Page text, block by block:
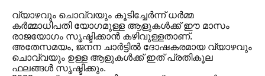
വ്യാഴവും ചൊവ്വയും കൂടിച്ചേർന്ന് ധർമ്മ
കർമ്മാധിപതി യോഗമുള്ള ആളുകൾക്ക് ഈ മാസം
രാജയോഗം സൃഷ്ടിക്കാൻ കഴിവുള്ളതാണ്.
അതേസമയം, ജനന ചാർട്ടിൽ ദോഷകരമായ വ്യാഴവും
ചൊവ്വയും ഉള്ള ആളുകൾക്ക് ഇത് പ്രതികൂല
ഫലങ്ങൾ സൃഷ്ടിക്കും.